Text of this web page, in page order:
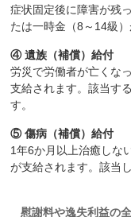
症状固定後に障害が残
たは一時金（8～14級）
④ 遺族（補償）給付
労災で労働者が亡くな
支給されます。該当す
す。
⑤ 傷病（補償）給付
1年6か月以上治癒しな
が支給されます。該当
慰謝料や逸失利益の